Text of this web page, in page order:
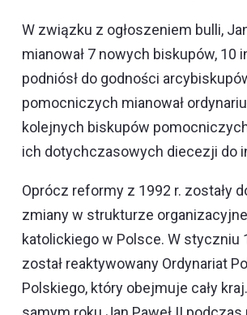
W związku z ogłoszeniem bulli,
mianował 7 nowych biskupów, 10
podniósł do godności
pomocniczych mianował
kolejnych biskupów
ich dotychczasowych diecezji do
Oprócz reformy z 1992 r. zostały
zmiany w strukturze
katolickiego w Polsce. W styczniu
został reaktywowany Ordynariat
Polskiego, który obejmuje cały